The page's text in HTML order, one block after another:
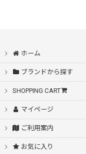
並び順:
ホーム
ブランドから探す
SHOPPING CART
マイページ
ご利用案内
お気に入り